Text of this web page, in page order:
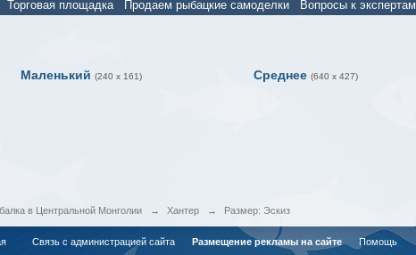
Торговая площадка Продаем рыбацкие самоделки Вопросы к экспертам
Маленький (240 x 161) Среднее (640 x 427)
в Центральной Монголии → Хантер → Размер: Эскиз
Связь с администрацией сайта Размещение рекламы на сайте Помощь